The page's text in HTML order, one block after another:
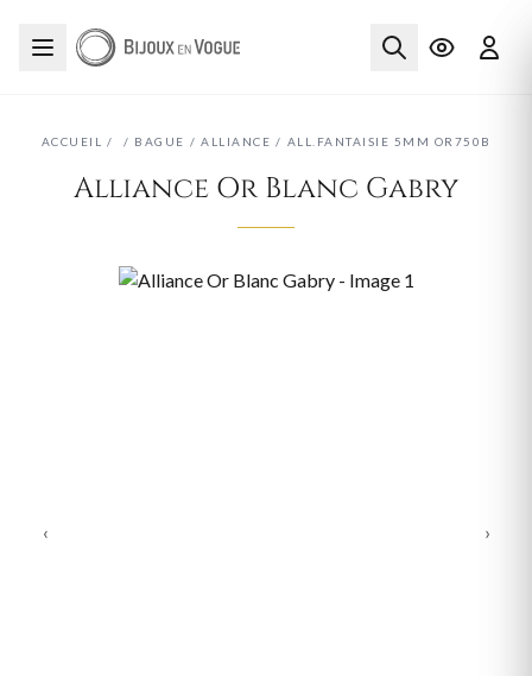
ACCUEIL / / BAGUE / ALLIANCE / ALL.FANTAISIE 5MM OR750B
Alliance Or Blanc Gabry
‹ ›